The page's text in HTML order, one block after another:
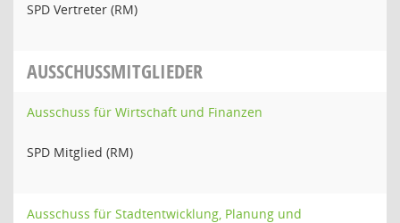
SPD Vertreter (RM)
AUSSCHUSSMITGLIEDER
Ausschuss für Wirtschaft und Finanzen
SPD Mitglied (RM)
Ausschuss für Stadtentwicklung, Planung und